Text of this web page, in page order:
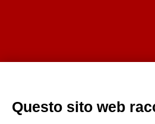
Questo sito web